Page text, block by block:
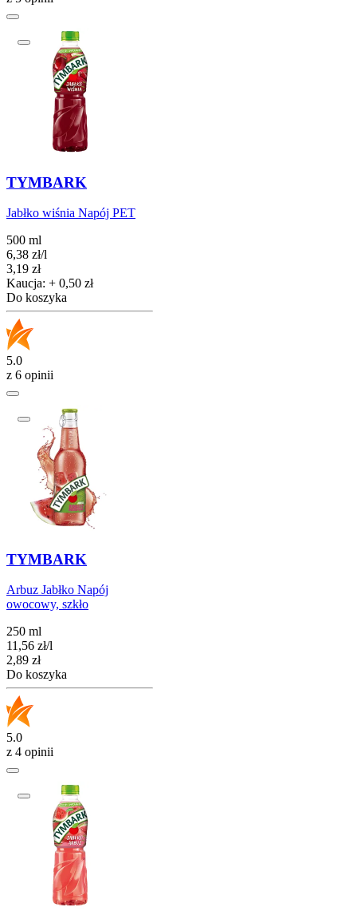
TYMBARK
Jabłko wiśnia Napój PET
500 ml
6,38 zł/l
Cena
3,19 zł
Kaucja: + 0,50 zł
Do koszyka
5.0
z 6 opinii
TYMBARK
Arbuz Jabłko Napój
owocowy, szkło
250 ml
11,56 zł/l
Cena
2,89 zł
Do koszyka
5.0
z 4 opinii